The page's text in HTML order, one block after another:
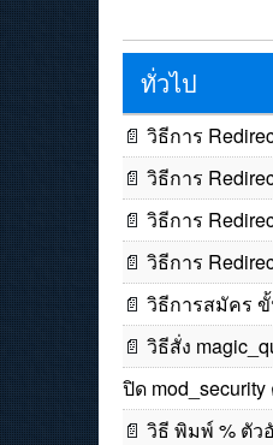
ทั่วไป
📄 วิธีการ
📄 วิธีการ
📄 วิธีการ
📄 วิธีการ
📄 วิธีการสมัคร ขั้
📄 วิธีสั่ง
ปิด mod_security
📄 วิธี พิมพ์ % ตัว